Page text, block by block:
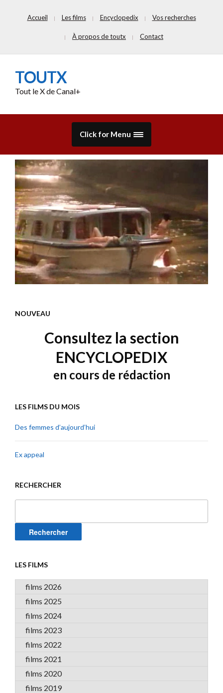
Accueil Les films Encyclopedix Vos recherches
À propos de toutx Contact
TOUTX
Tout le X de Canal+
Click for Menu
NOUVEAU
Consultez la section
ENCYCLOPEDIX
en cours de rédaction
LES FILMS DU MOIS
Des femmes d’aujourd’hui
Ex appeal
RECHERCHER
LES FILMS
films 2026
films 2025
films 2024
films 2023
films 2022
films 2021
films 2020
films 2019